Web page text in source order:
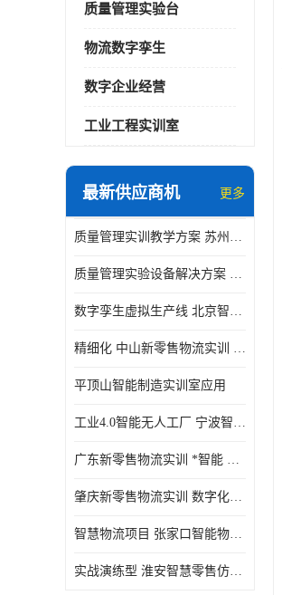
质量管理实验台
物流数字孪生
数字企业经营
工业工程实训室
最新供应商机 更多
质量管理实训教学方案 苏州质量管理实训 _京创智业
质量管理实验设备解决方案 徐州质量管理实训 _京创智业
数字孪生虚拟生产线 北京智能制造仿真应用
精细化 中山新零售物流实训 数字化赋能
平顶山智能制造实训室应用
工业4.0智能无人工厂 宁波智能制造仿真项目
广东新零售物流实训 *智能 实战演练型
肇庆新零售物流实训 数字化赋能 创新实践
智慧物流项目 张家口智能物流装备
实战演练型 淮安智慧零售仿真实训 实战沉浸式